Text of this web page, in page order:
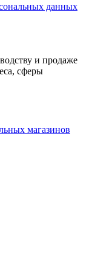
данных
и продаже
сферы
магазинов